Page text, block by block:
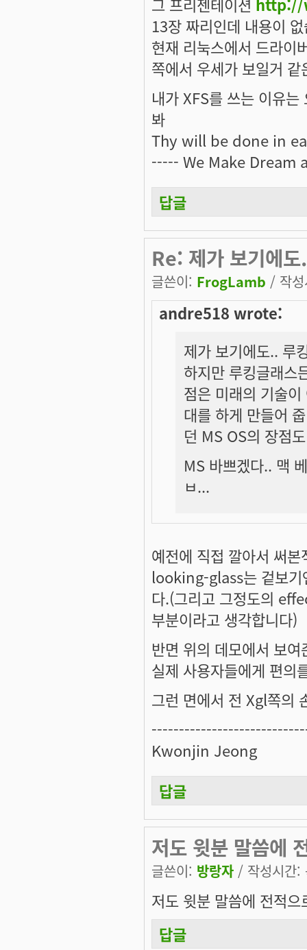
13장 짜리인데 내용이
현재 리눅스에서 드라이
쪽에서 우세가 보일거 같
내가 XFS를 쓰는 이유
봐
Thy will be done in
----- We Make Dream
답글
Re: 제가 보기에
글쓴이: FrogLamb / 작
andre518 wrote:
제가 보기에도.. 루
하지만 루킹글래스
점은 미래의 기술
대를 하게 만들어
던 MS OS의 장점
MS 바쁘겠다.. 맥
ㅂ...
예전에 직접 깔아서 써
looking-glass는 겉보기
다.(그리고 그정도의
부분이라고 생각합니다)
반면 위의 데모에서 보
실제 사용자들에게 편의
그런 면에서 전 Xgl쪽의
Kwonjin Jeong
답글
저도 윗분 말씀에
글쓴이: 방랑자 / 작성시간
저도 윗분 말씀에 전적
답글